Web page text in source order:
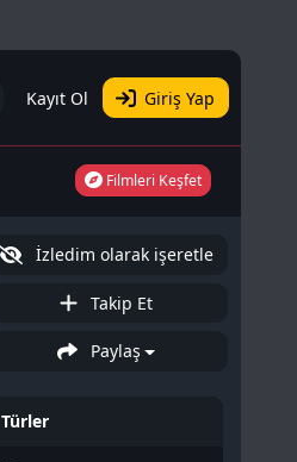
Kayıt Ol Giriş Yap
Filmleri Keşfet
İzledim olarak işeretle
Takip Et
Paylaş
Türler